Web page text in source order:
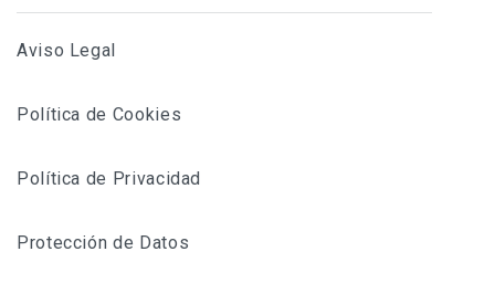
Aviso Legal
Política de Cookies
Política de Privacidad
Protección de Datos